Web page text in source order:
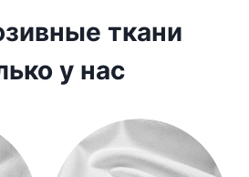
ткани
у нас